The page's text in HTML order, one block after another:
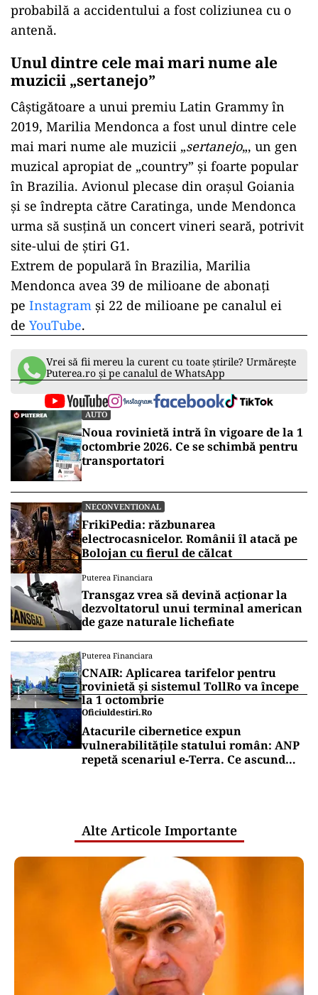
probabilă a accidentului a fost coliziunea cu o
antenă.
Unul dintre cele mai mari nume ale
muzicii „sertanejo”
Câştigătoare a unui premiu Latin Grammy în
2019, Marilia Mendonca a fost unul dintre cele
mai mari nume ale muzicii „sertanejo„, un gen
muzical apropiat de „country” şi foarte popular
în Brazilia. Avionul plecase din oraşul Goiania
şi se îndrepta către Caratinga, unde Mendonca
urma să susţină un concert vineri seară, potrivit
site-ului de ştiri G1.
Extrem de populară în Brazilia, Marilia
Mendonca avea 39 de milioane de abonaţi
pe Instagram şi 22 de milioane pe canalul ei
de YouTube.
ad
Vrei să fii mereu la curent cu toate știrile? Urmărește
Puterea.ro și pe canalul de WhatsApp
AUTO
Noua rovinietă intră în vigoare de la 1
octombrie 2026. Ce se schimbă pentru
transportatori
NECONVENTIONAL
FrikiPedia: răzbunarea
electrocasnicelor. Românii îl atacă pe
Bolojan cu fierul de călcat
de gaze naturale lichefiate
Puterea Financiara
CNAIR: Aplicarea tarifelor pentru
rovinietă și sistemul TollRo va începe
la 1 octombrie
Oficiuldestiri.ro
Atacurile cibernetice expun
vulnerabilitățile statului român: ANP
repetă scenariul e‑Terra. Ce ascund
comunicările oficiale și cine răspunde